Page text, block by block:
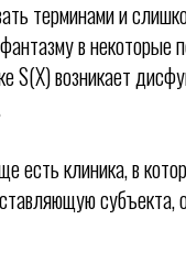
терминами и
в некоторые
S(X) возникает
есть клиника, в
субъекта,